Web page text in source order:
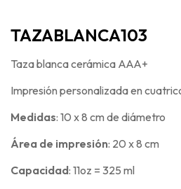
TAZABLANCA103
Taza blanca cerámica AAA+
Impresión personalizada en
Medidas: 10 x 8 cm de diámetro
Área de impresión: 20 x 8 cm
Capacidad: 11oz = 325 ml